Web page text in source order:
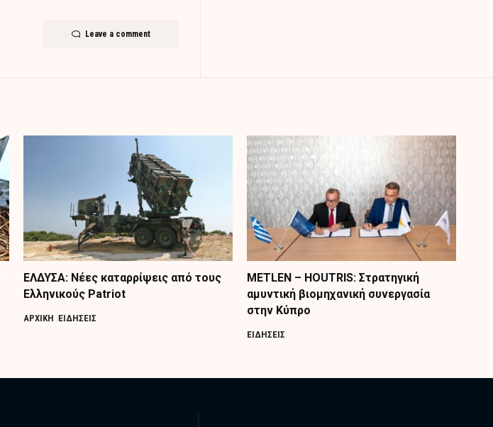
Leave a comment
ΕΛΔΥΣΑ: Νέες καταρρίψεις από τους
Ελληνικούς Patriot
ΑΡΧΙΚΗ ΕΙΔΗΣΕΙΣ
METLEN – HOUTRIS: Στρατηγική
αμυντική βιομηχανική συνεργασία
στην Κύπρο
ΕΙΔΗΣΕΙΣ